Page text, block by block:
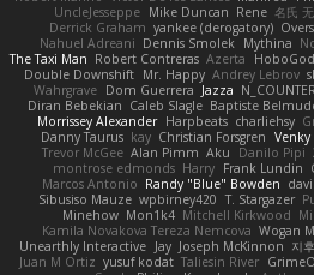
UncleJesseppe Mike Duncan Rene 名氏 无
Derrick Graham yankee (derogatory)
Nahuel Adreani Dennis Smolek Mythina
The Taxi Man Robert Contreras Azerta HoboGod
Double Downshift Mr. Happy Andrey Lebrov
Wahrgrave Dom Guerrera Jazza N_COUNTER
Diran Bebekian Caleb Slagle Baptiste
Morrissey Alexander Harpbeats charliehsy
Danny Taurus kay Christian Forsgren Venky
Trevor McGee Alan Pimm Aku Danilo Pipi
montrose edmonds Harry Frank Lundin
Marcos Antonio Randy "Blue" Bowden
Sibusiso Mauze wpbirney420 T. Stargazer
Minehow Mon1k4 Mitchell Kirkwood
Kamila Novakova Tereza Nemcova Wogan
Unearthly Interactive Jay Joseph McKinnon 지
Juan M Ortiz yusuf kodat Taliesin River